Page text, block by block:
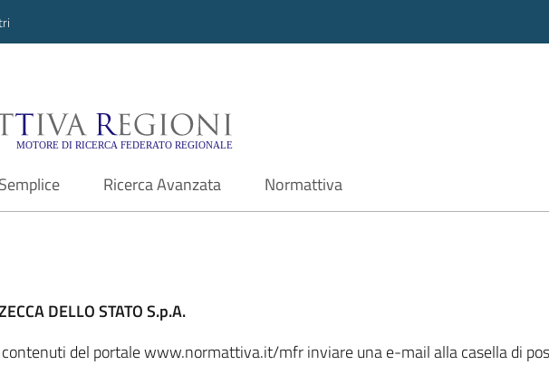
Regioni - Motore di ricerca
Ricerca Avanzata Normattiva
DELLO STATO S.p.A.
del portale www.normattiva.it/mfr inviare una e-mail alla casella di